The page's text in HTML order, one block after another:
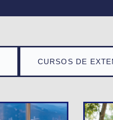
CURSOS DE